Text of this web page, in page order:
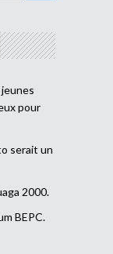
pour
serait un
2000.
BEPC.